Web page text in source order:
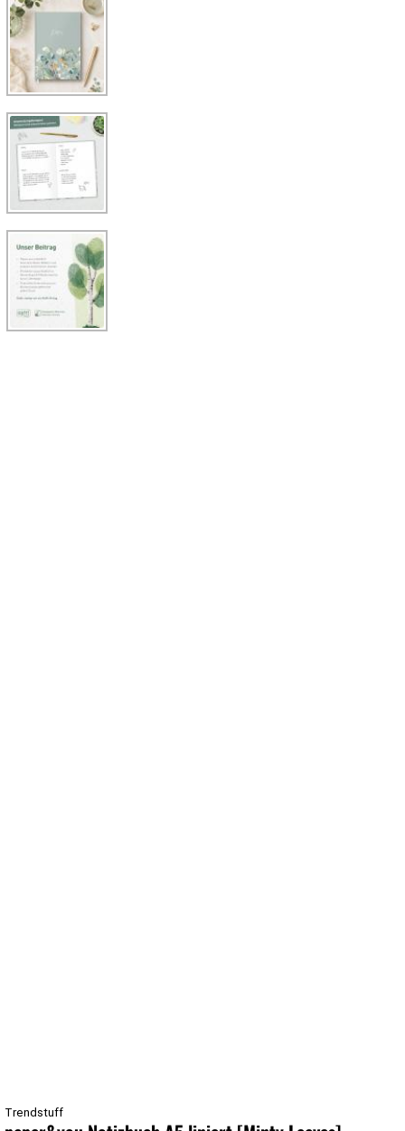
Trendstuff